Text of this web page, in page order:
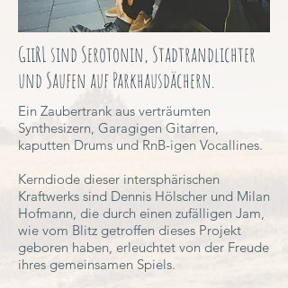
GiiRL sind Serotonin, Stadtrandlichter
und Saufen auf Parkhausdächern.
Ein Zaubertrank aus verträumten
Synthesizern, Garagigen Gitarren,
kaputten Drums und RnB-igen Vocallines.
Kerndiode dieser intersphärischen
Kraftwerks sind Dennis Hölscher und Milan
Hofmann, die durch einen zufälligen Jam,
wie vom Blitz getroffen dieses Projekt
geboren haben, erleuchtet von der Freude
ihres gemeinsamen Spiels.